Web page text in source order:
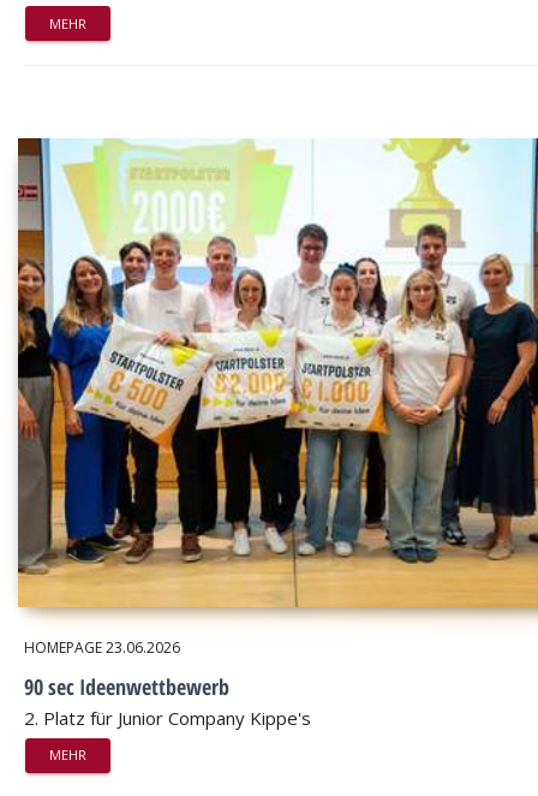
MEHR
HOMEPAGE23.06.2026
90 sec Ideenwettbewerb
2. Platz für Junior Company Kippe's
MEHR